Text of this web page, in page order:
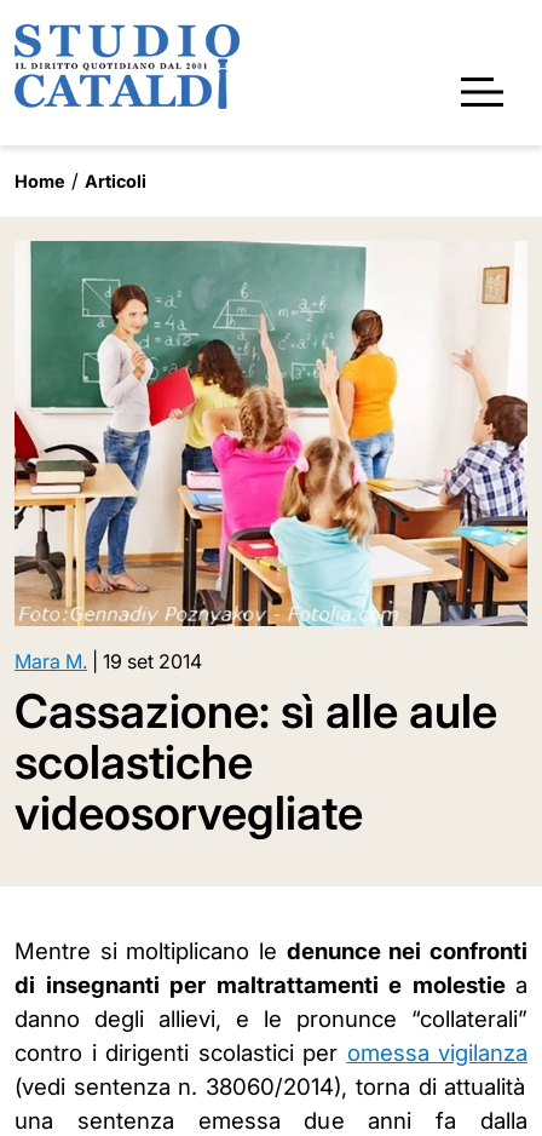
Home Articoli
Mara M. 19 set 2014
Cassazione: sì alle aule
scolastiche
videosorvegliate
Mentre si moltiplicano le denunce nei confronti
di insegnanti per maltrattamenti e molestie a
danno degli allievi, e le pronunce “collaterali”
contro i dirigenti scolastici per omessa vigilanza
(vedi sentenza n. 38060/2014), torna di attualità
una sentenza emessa due anni fa dalla